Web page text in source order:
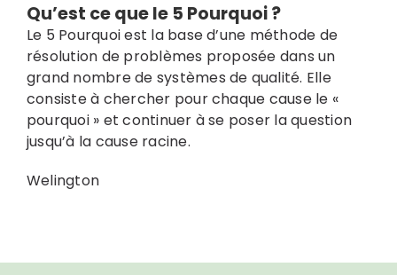
Qu’est ce que le 5 Pourquoi ?
Le 5 Pourquoi est la base d’une méthode de
résolution de problèmes proposée dans un
grand nombre de systèmes de qualité. Elle
consiste à chercher pour chaque cause le «
pourquoi » et continuer à se poser la question
jusqu’à la cause racine.
Welington